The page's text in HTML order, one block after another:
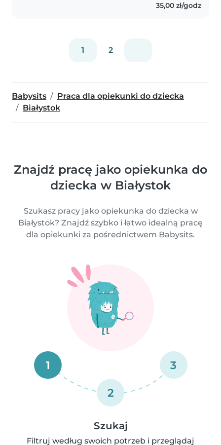
35,00 zł/godz
1 2
Babysits
Praca dla opiekunki do dziecka
Białystok
Znajdź pracę jako opiekunka do
dziecka w Białystok
Szukasz pracy jako opiekunka do dziecka w
Białystok? Znajdź szybko i łatwo idealną pracę
dla opiekunki za pośrednictwem Babysits.
1
2
3
Szukaj
Filtruj według swoich potrzeb i przeglądaj